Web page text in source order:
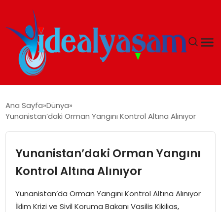
EKONOMI
İDEAL YAŞAM
İDEAL SPOR
Ana Sayfa Dünya
Yunanistan’daki Orman Yangını Kontrol Altına Alınıyor
Yunanistan’daki Orman Yangını
Kontrol Altına Alınıyor
Yunanistan’da Orman Yangını Kontrol Altına Alınıyor
İklim Krizi ve Sivil Koruma Bakanı Vasilis Kikilias,